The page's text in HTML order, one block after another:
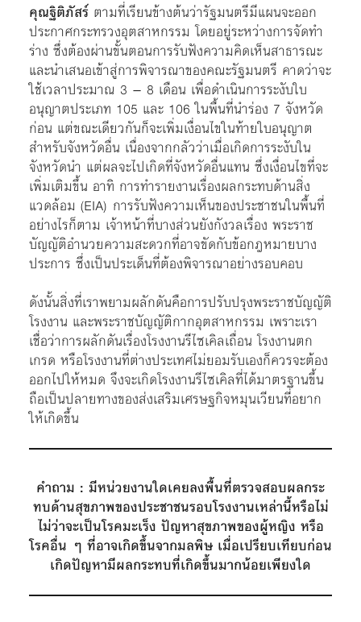
คุณฐิติภัสร์ ตามที่เรียนข้างต้นว่ารัฐมนตรีมีแผนจะออก
ประกาศกระทรวงอุตสาหกรรม โดยอยู่ระหว่างการจัดทำ
ร่าง ซึ่งต้องผ่านขั้นตอนการรับฟังความคิดเห็นสาธารณะ
และนำเสนอเข้าสู่การพิจารณาของคณะรัฐมนตรี คาดว่าจะ
ใช้เวลาประมาณ 3 – 8 เดือน เพื่อดำเนินการระงับใบ
อนุญาตประเภท 105 และ 106 ในพื้นที่นำร่อง 7 จังหวัด
ก่อน แต่ขณะเดียวกันก็จะเพิ่มเงื่อนไขในท้ายใบอนุญาต
สำหรับจังหวัดอื่น เนื่องจากกลัวว่าเมื่อเกิดการระงับใน
จังหวัดนำ แต่ผลจะไปเกิดที่จังหวัดอื่นแทน ซึ่งเงื่อนไขที่จะ
เพิ่มเติมขึ้น อาทิ การทำรายงานเรื่องผลกระทบด้านสิ่ง
แวดล้อม (EIA) การรับฟังความเห็นของประชาชนในพื้นที่
อย่างไรก็ตาม เจ้าหน้าที่บางส่วนยังกังวลเรื่อง พระราช
บัญญัติอำนวยความสะดวกที่อาจขัดกับข้อกฎหมายบาง
ประการ ซึ่งเป็นประเด็นที่ต้องพิจารณาอย่างรอบคอบ
ดังนั้นสิ่งที่เราพยามผลักดันคือการปรับปรุงพระราชบัญญัติ
โรงงาน และพระราชบัญญัติกากอุตสาหกรรม เพราะเรา
เชื่อว่าการผลักดันเรื่องโรงงานรีไซเคิลเถื่อน โรงงานตก
เกรด หรือโรงงานที่ต่างประเทศไม่ยอมรับเองก็ควรจะต้อง
ออกไปให้หมด จึงจะเกิดโรงงานรีไซเคิลที่ได้มาตรฐานขึ้น
ถือเป็นปลายทางของส่งเสริมเศรษฐกิจหมุนเวียนที่อยาก
ให้เกิดขึ้น
คำถาม : มีหน่วยงานใดเคยลงพื้นที่ตรวจสอบผลกระ
ทบด้านสุขภาพของประชาชนรอบโรงงานเหล่านี้หรือไม่
ไม่ว่าจะเป็นโรคมะเร็ง ปัญหาสุขภาพของผู้หญิง หรือ
โรคอื่น ๆ ที่อาจเกิดขึ้นจากมลพิษ เมื่อเปรียบเทียบก่อน
เกิดปัญหามีผลกระทบที่เกิดขึ้นมากน้อยเพียงใด